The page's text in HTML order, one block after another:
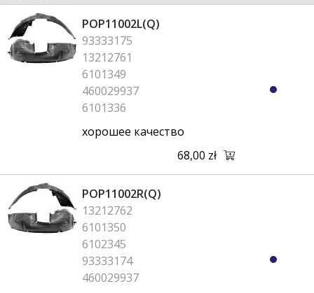
POP11002L(Q)
93333175
13212761
6101349
460029937
6101336
хорошее качество
68,00 zł
POP11002R(Q)
13212762
6101350
6102345
93333174
460029937